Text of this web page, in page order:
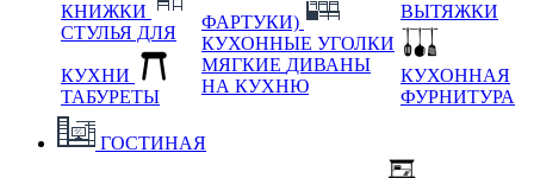
КНИЖКИ
СТУЛЬЯ ДЛЯ
КУХНИ
ТАБУРЕТЫ
ФАРТУКИ)
КУХОННЫЕ УГОЛКИ
МЯГКИЕ ДИВАНЫ
НА КУХНЮ
ВЫТЯЖКИ
КУХОННАЯ
ФУРНИТУРА
ГОСТИНАЯ